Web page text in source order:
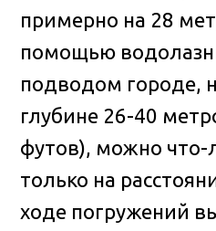
примерно на 28
помощью
подводом городе,
глубине 26-40
футов), можно что-
только на
ходе погружений